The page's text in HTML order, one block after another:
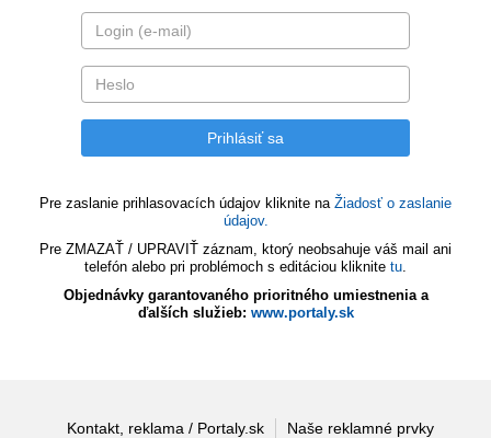
Pre zaslanie prihlasovacích údajov kliknite na Žiadosť o zaslanie
údajov.
Pre ZMAZAŤ / UPRAVIŤ záznam, ktorý neobsahuje váš mail ani
telefón alebo pri problémoch s editáciou kliknite tu.
Objednávky garantovaného prioritného umiestnenia a
ďalších služieb: www.portaly.sk
Kontakt, reklama / Portaly.sk
Naše reklamné prvky